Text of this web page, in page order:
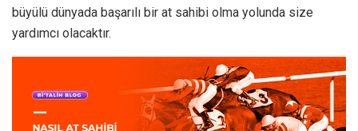
büyülü dünyada başarılı bir at sahibi olma yolunda size
yardımcı olacaktır.